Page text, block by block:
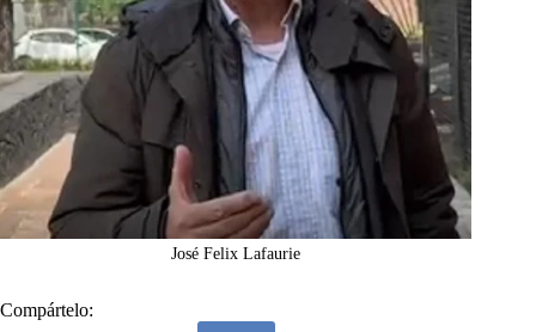
José Felix Lafaurie
Compártelo: